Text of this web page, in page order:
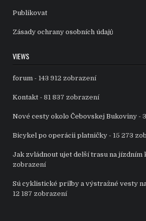
Publikovat
Zásady ochrany osobních údajů
VIEWS
forum - 143 912 zobrazení
Kontakt - 81 837 zobrazení
Nové cesty okolo Čebovskej Bukoviny -
Bicykel po operácii platničky - 15 273
Jak zvládnout ujet delší trasu na jízdním
zobrazení
Sú cyklistické prilby a výstražné vesty
12 187 zobrazení